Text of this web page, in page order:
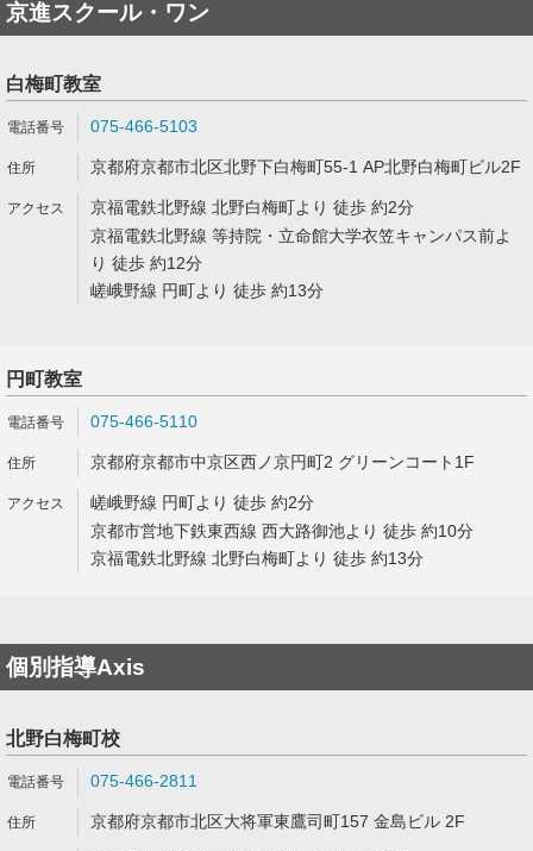
京進スクール・ワン
白梅町教室
075-466-5103
京都府京都市北区北野下白梅町55-1 AP北野白梅町ビル2F
京福電鉄北野線 北野白梅町より 徒歩 約2分
京福電鉄北野線 等持院・立命館大学衣笠キャンパス前よ
り 徒歩 約12分
嵯峨野線 円町より 徒歩 約13分
円町教室
075-466-5110
京都府京都市中京区西ノ京円町2 グリーンコート1F
嵯峨野線 円町より 徒歩 約2分
京都市営地下鉄東西線 西大路御池より 徒歩 約10分
京福電鉄北野線 北野白梅町より 徒歩 約13分
個別指導Axis
北野白梅町校
075-466-2811
京都府京都市北区大将軍東鷹司町157 金島ビル 2F